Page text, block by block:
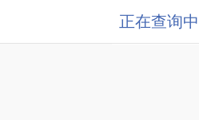
正在查询中